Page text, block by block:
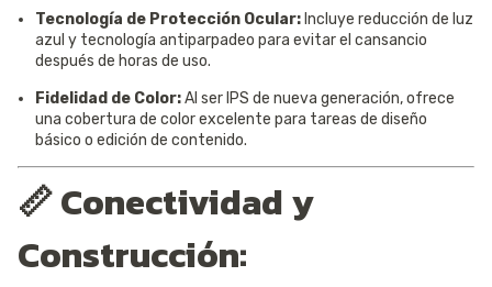
Tecnología de Protección Ocular: Incluye reducción de luz
azul y tecnología antiparpadeo para evitar el cansancio
después de horas de uso.
Fidelidad de Color:Al ser IPS de nueva generación, ofrece
una cobertura de color excelente para tareas de diseño
básico o edición de contenido.
📏 Conectividad y
Construcción: